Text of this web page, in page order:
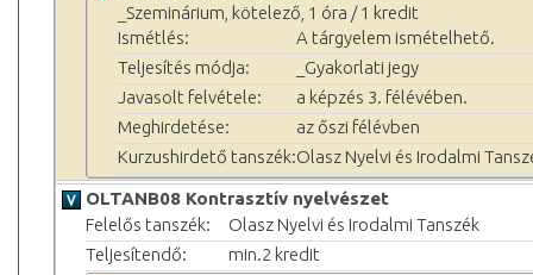
_Szeminárium, kötelező, 1 óra / 1 kredit
Ismétlés:
A tárgyelem ismételhető.
Teljesítés módja:
_Gyakorlati jegy
Javasolt felvétele:
a képzés 3. félévében.
Meghirdetése:
az őszi félévben
Kurzushirdető tanszék:Olasz Nyelvi és Irodalmi
OLTANB08 Kontrasztív nyelvészet
Felelős tanszék:
Olasz Nyelvi és Irodalmi Tanszék
Teljesítendő:
min.2 kredit